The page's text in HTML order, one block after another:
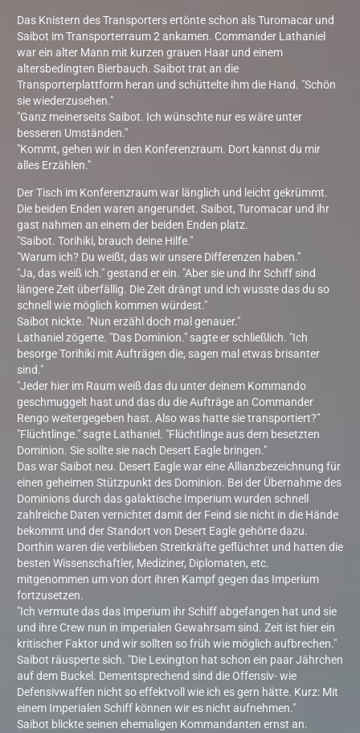
Das Knistern des Transporters ertönte schon als Turomacar und
Saibot im Transporterraum 2 ankamen. Commander Lathaniel
war ein alter Mann mit kurzen grauen Haar und einem
altersbedingten Bierbauch. Saibot trat an die
Transporterplattform heran und schüttelte ihm die Hand. "Schön
sie wiederzusehen."
"Ganz meinerseits Saibot. Ich wünschte nur es wäre unter
besseren Umständen."
"Kommt, gehen wir in den Konferenzraum. Dort kannst du mir
alles Erzählen."
Der Tisch im Konferenzraum war länglich und leicht gekrümmt.
Die beiden Enden waren angerundet. Saibot, Turomacar und ihr
gast nahmen an einem der beiden Enden platz.
"Saibot. Torihiki, brauch deine Hilfe."
"Warum ich? Du weißt, das wir unsere Differenzen haben."
"Ja, das weiß ich." gestand er ein. "Aber sie und ihr Schiff sind
längere Zeit überfällig. Die Zeit drängt und ich wusste das du so
schnell wie möglich kommen würdest."
Saibot nickte. "Nun erzähl doch mal genauer."
Lathaniel zögerte. "Das Dominion." sagte er schließlich. "Ich
besorge Torihiki mit Aufträgen die, sagen mal etwas brisanter
sind."
"Jeder hier im Raum weiß das du unter deinem Kommando
geschmuggelt hast und das du die Aufträge an Commander
Rengo weitergegeben hast. Also was hatte sie transportiert?"
"Flüchtlinge." sagte Lathaniel. "Flüchtlinge aus dem besetzten
Dominion. Sie sollte sie nach Desert Eagle bringen."
Das war Saibot neu. Desert Eagle war eine Allianzbezeichnung für
einen geheimen Stützpunkt des Dominion. Bei der Übernahme des
Dominions durch das galaktische Imperium wurden schnell
zahlreiche Daten vernichtet damit der Feind sie nicht in die Hände
bekommt und der Standort von Desert Eagle gehörte dazu.
Dorthin waren die verblieben Streitkräfte geflüchtet und hatten die
besten Wissenschaftler, Mediziner, Diplomaten, etc.
mitgenommen um von dort ihren Kampf gegen das Imperium
fortzusetzen.
"Ich vermute das das Imperium ihr Schiff abgefangen hat und sie
und ihre Crew nun in imperialen Gewahrsam sind. Zeit ist hier ein
kritischer Faktor und wir sollten so früh wie möglich aufbrechen."
Saibot räusperte sich. "Die Lexington hat schon ein paar Jährchen
auf dem Buckel. Dementsprechend sind die Offensiv- wie
Defensivwaffen nicht so effektvoll wie ich es gern hätte. Kurz: Mit
einem Imperialen Schiff können wir es nicht aufnehmen."
Saibot blickte seinen ehemaligen Kommandanten ernst an.